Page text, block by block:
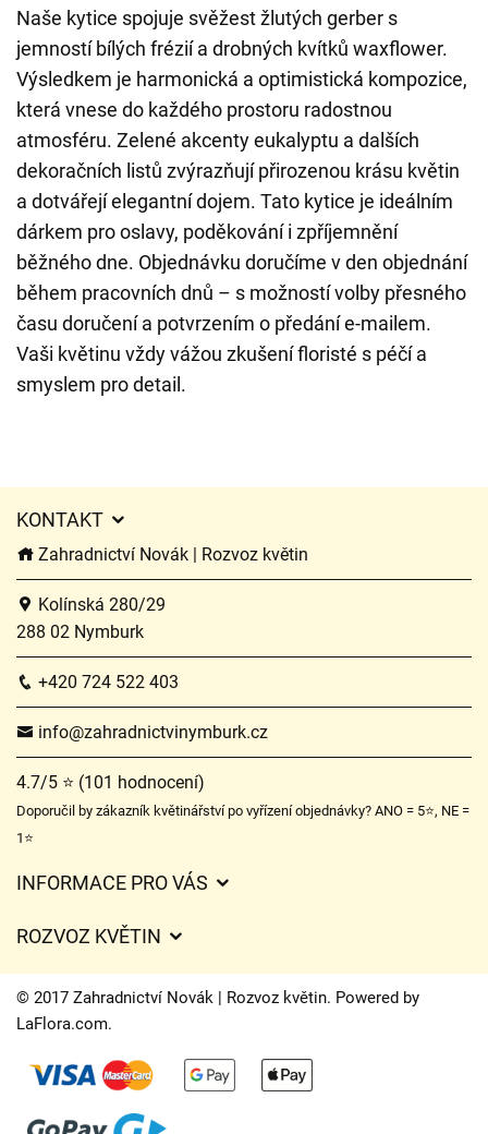
Naše kytice spojuje svěžest žlutých gerber s
jemností bílých frézií a drobných kvítků waxflower.
Výsledkem je harmonická a optimistická kompozice,
která vnese do každého prostoru radostnou
atmosféru. Zelené akcenty eukalyptu a dalších
dekoračních listů zvýrazňují přirozenou krásu květin
a dotvářejí elegantní dojem. Tato kytice je ideálním
dárkem pro oslavy, poděkování i zpříjemnění
běžného dne. Objednávku doručíme v den objednání
během pracovních dnů – s možností volby přesného
času doručení a potvrzením o předání e-mailem.
Vaši květinu vždy vážou zkušení floristé s péčí a
smyslem pro detail.
KONTAKT
Zahradnictví Novák | Rozvoz květin
Kolínská 280/29
288 02 Nymburk
+420 724 522 403
info@zahradnictvinymburk.cz
4.7/5 ⭐ (101 hodnocení)
Doporučil by zákazník květinářství po vyřízení objednávky? ANO = 5⭐, NE =
1⭐
INFORMACE PRO VÁS
Často kladené dotazy
O nás
Časy doručení květin – přehled možností
ROZVOZ KVĚTIN
Ceny za doručení
Kam doručujeme květiny
Kontakt
© 2017 Zahradnictví Novák | Rozvoz květin. Powered by
LaFlora.com.